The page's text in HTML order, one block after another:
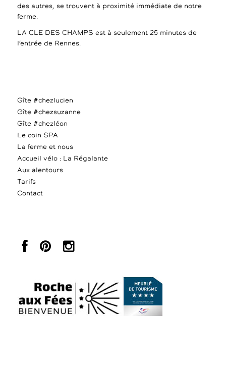
des autres, se trouvent à proximité immédiate de notre
ferme.
LA CLE DES CHAMPS est à seulement 25 minutes de
l’entrée de Rennes.
Gîte #chezlucien
Gîte #chezsuzanne
Gîte #chezléon
Le coin SPA
La ferme et nous
Accueil vélo : La Régalante
Aux alentours
Tarifs
Contact